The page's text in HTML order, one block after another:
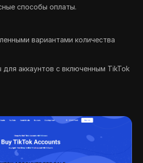
способы оплаты.
вариантами количества
для аккаунтов с включенным TikTok